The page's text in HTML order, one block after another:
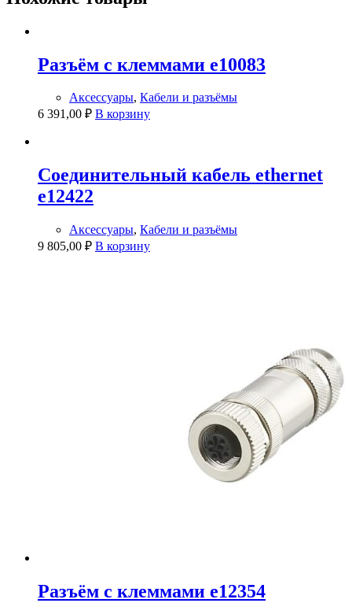
Разъём с клеммами e10083
Аксессуары, Кабели и разъёмы
6 391,00 ₽ В корзину
Соединительный кабель ethernet
e12422
Аксессуары, Кабели и разъёмы
9 805,00 ₽ В корзину
Разъём с клеммами e12354